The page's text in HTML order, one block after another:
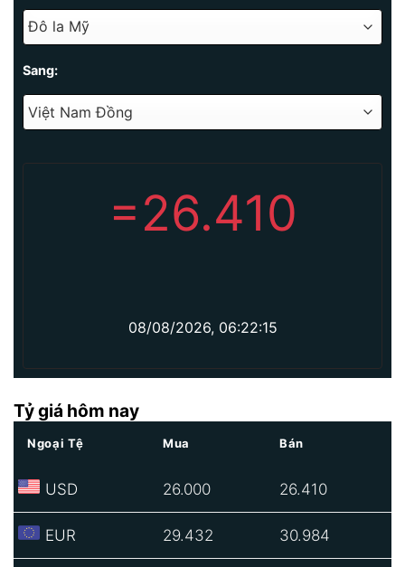
Sang:
=26.410
08/08/2026, 06:22:15
Tỷ giá hôm nay
Ngoại Tệ Mua Bán
USD 26.000 26.410
EUR 29.432 30.984